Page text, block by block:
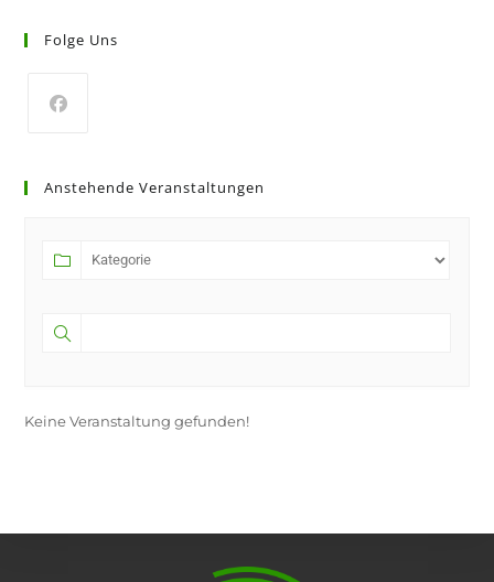
Folge Uns
a
Anstehende Veranstaltungen
Keine Veranstaltung gefunden!